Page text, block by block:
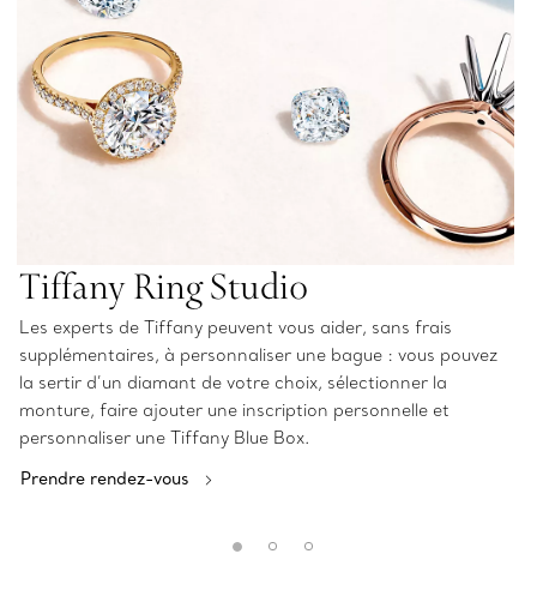
Tiffany Ring Studio
Les experts de Tiffany peuvent vous aider, sans frais
supplémentaires, à personnaliser une bague : vous pouvez
la sertir d’un diamant de votre choix, sélectionner la
monture, faire ajouter une inscription personnelle et
personnaliser une Tiffany Blue Box.
Prendre rendez-vous